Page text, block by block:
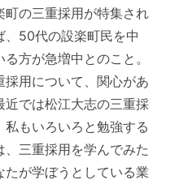
町の三重採用が特集され
、50代の設楽町民を中
方が急増中とのこと。
用について、関心があ
近では松江大志の三重採
もいろいろと勉強する
三重採用を学んでみた
が学ぼうとしている業